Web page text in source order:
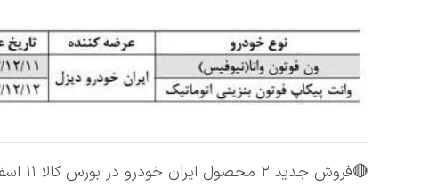
🔴فروش جدید ۲ محصول ایران خودرو در بورس کالا ۱۱ اسفند ۱۴۰۳